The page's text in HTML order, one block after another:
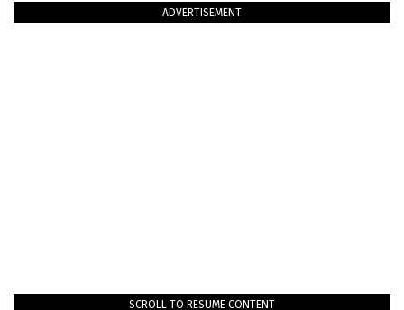
ADVERTISEMENT
SCROLL TO RESUME CONTENT